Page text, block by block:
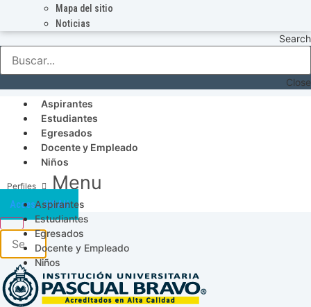
Mapa del sitio
Noticias
Search
Close
Aspirantes
Estudiantes
Egresados
Docente y Empleado
Niños
Menu
Aspirantes
Estudiantes
Egresados
Docente y Empleado
Niños
Acceso SICAU